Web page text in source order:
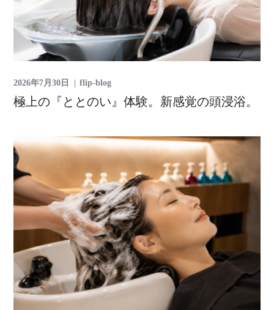
2026年7月30日 flip-blog
極上の『ととのい』体験。新感覚の頭浸浴。